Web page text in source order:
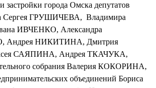
застройки города Омска депутатов
Сергея ГРУШИЧЕВА, Владимира
ИВЧЕНКО, Александра
НИКИТИНА, Дмитрия
САЯПИНА, Андрея ТКАЧУКА,
собрания Валерия КОКОРИНА,
объединений Бориса